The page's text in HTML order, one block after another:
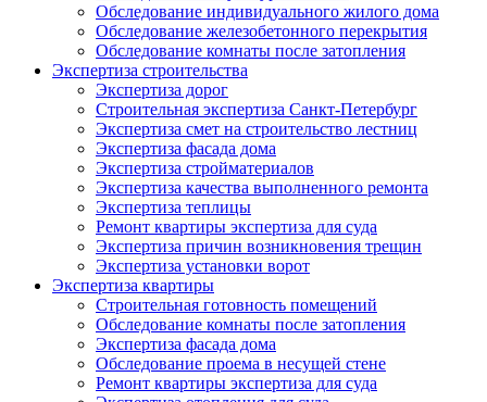
Обследование индивидуального жилого дома
Обследование железобетонного перекрытия
Обследование комнаты после затопления
Экспертиза строительства
Экспертиза дорог
Строительная экспертиза Санкт-Петербург
Экспертиза смет на строительство лестниц
Экспертиза фасада дома
Экспертиза стройматериалов
Экспертиза качества выполненного ремонта
Экспертиза теплицы
Ремонт квартиры экспертиза для суда
Экспертиза причин возникновения трещин
Экспертиза установки ворот
Экспертиза квартиры
Строительная готовность помещений
Обследование комнаты после затопления
Экспертиза фасада дома
Обследование проема в несущей стене
Ремонт квартиры экспертиза для суда